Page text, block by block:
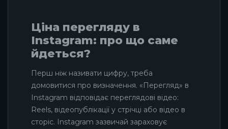
Ціна перегляду в
Instagram: про що саме
йдеться?
Перш ніж називати цифру, треба
домовитися про визначення. «Перегляд» в
Instagram відповідає переглядові відео:
Reels, відеопублікації у стрічці або відео в
сторіс. Instagram зазвичай зараховує